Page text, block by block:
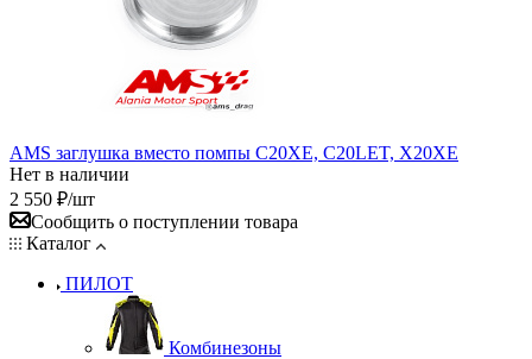
AMS заглушка вместо помпы C20XE, C20LET, X20XE
Нет в наличии
2 550 ₽/шт
Сообщить о поступлении товара
Каталог
ПИЛОТ
Комбинезоны